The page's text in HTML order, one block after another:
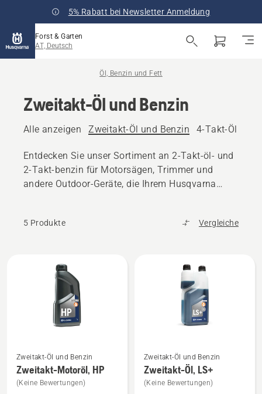
5% Rabatt bei Newsletter Anmeldung
Forst & Garten
AT, Deutsch
Öl, Benzin und Fett
Zweitakt-Öl und Benzin
Alle anzeigen Zweitakt-Öl und Benzin 4-Takt-Öl und
Entdecken Sie unser Sortiment an 2-Takt-öl- und
2-Takt-benzin für Motorsägen, Trimmer und
andere Outdoor-Geräte, die Ihrem Husqvarna
5 Produkte Vergleiche
Produkte
Details
zu
Zweitakt-
Zweitakt-Öl und Benzin
Zweitakt-Motoröl, HP
(Keine Bewertungen)
Details
zu
Zweitakt-
Zweitakt-Öl und Benzin
Zweitakt-Öl, LS+
(Keine Bewertungen)